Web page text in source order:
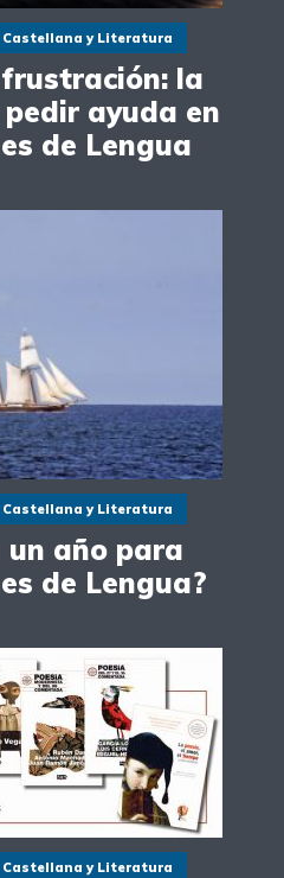
Castellana y Literatura
la
ayuda en
de Lengua
Castellana y Literatura
un año para
de Lengua?
Castellana y Literatura